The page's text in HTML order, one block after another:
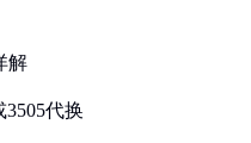
解
3505代换